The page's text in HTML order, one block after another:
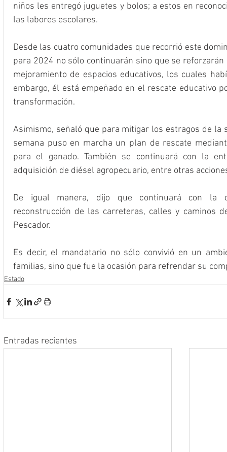
niños les entregó juguetes y bolos; a estos en
las labores escolares.
Desde las cuatro comunidades que recorrió este
para 2024 no sólo continuarán sino que se
mejoramiento de espacios educativos, los cuales
embargo, él está empeñado en el rescate educativo
transformación.
Asimismo, señaló que para mitigar los estragos de la
semana puso en marcha un plan de rescate
para el ganado. También se continuará con la
adquisición de diésel agropecuario, entre otras
De igual manera, dijo que continuará con la
reconstrucción de las carreteras, calles y caminos
Pescador.
Es decir, el mandatario no sólo convivió en un
familias, sino que fue la ocasión para refrendar su
Estado
Entradas recientes